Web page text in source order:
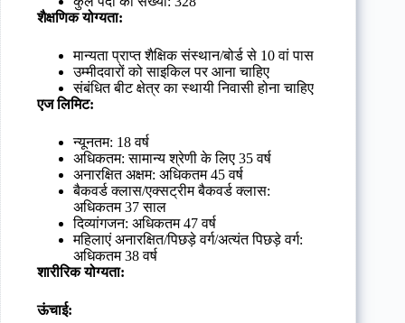
शैक्षणिक योग्यता:
मान्यता प्राप्त शैक्षिक संस्थान/बोर्ड से 10 वां पास
उम्मीदवारों को साइकिल पर आना चाहिए
संबंधित बीट क्षेत्र का स्थायी निवासी होना चाहिए
एज लिमिट:
न्यूनतम: 18 वर्ष
अधिकतम: सामान्य श्रेणी के लिए 35 वर्ष
अनारक्षित अक्षम: अधिकतम 45 वर्ष
बैकवर्ड क्लास/एक्सट्रीम बैकवर्ड क्लास:
अधिकतम 37 साल
दिव्यांगजन: अधिकतम 47 वर्ष
महिलाएं अनारक्षित/पिछड़े वर्ग/अत्यंत पिछड़े वर्ग:
अधिकतम 38 वर्ष
शारीरिक योग्यता:
ऊंचाई: